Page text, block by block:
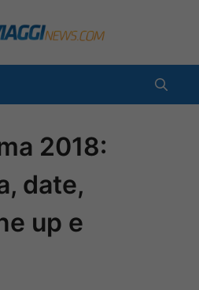
2018:
date,
up e